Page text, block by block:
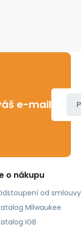
e-mail
o nákupu
od smlouvy
Milwaukee
IGB